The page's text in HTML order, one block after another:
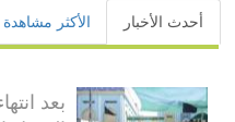
أحدث الأخبار الأكثر مشاهدة
بعد